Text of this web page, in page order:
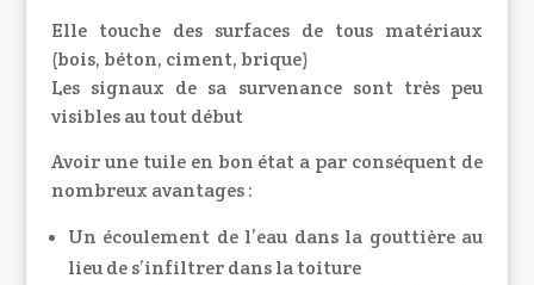
Elle touche des surfaces de tous matériaux
(bois, béton, ciment, brique)
Les signaux de sa survenance sont très peu
visibles au tout début
Avoir une tuile en bon état a par conséquent de
nombreux avantages :
Un écoulement de l’eau dans la gouttière au
lieu de s’infiltrer dans la toiture